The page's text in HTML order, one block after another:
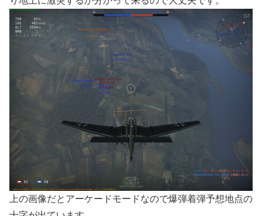
上の画像だとアーケードモードなので爆弾着弾予想地点の